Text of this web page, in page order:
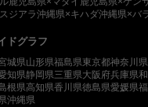
ジアラ沖縄県×キハダ沖縄県×バ
ドグラフ
城県山形県福島県東京都神奈川県
知県静岡県三重県大阪府兵庫県
根県高知県香川県徳島県愛媛県
沖縄県